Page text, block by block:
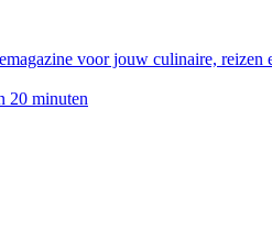
voor jouw culinaire, reizen
20 minuten